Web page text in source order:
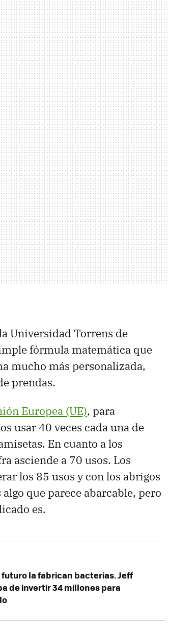
Universidad Torrens de
fórmula matemática que
mucho más personalizada,
prendas.
Europea (UE), para
usar 40 veces cada una de
En cuanto a los
asciende a 70 usos. Los
los 85 usos y con los abrigos
que parece abarcable, pero
es.
futuro la fabrican bacterias. Jeff
de invertir 34 millones para